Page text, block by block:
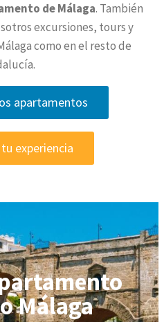
de Málaga. También
excursiones, tours y
como en el resto de
apartamentos
experiencia
Málaga